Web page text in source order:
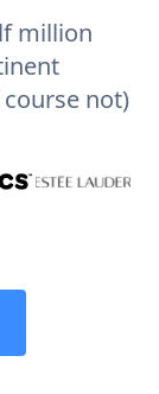
million
not)